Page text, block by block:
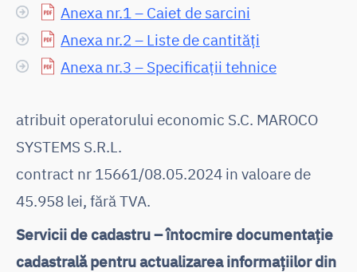
Anexa nr.1 – Caiet de sarcini
Anexa nr.2 – Liste de cantități
Anexa nr.3 – Specificații tehnice
atribuit operatorului economic S.C. MAROCO
SYSTEMS S.R.L.
contract nr 15661/08.05.2024 in valoare de
45.958 lei, fără TVA.
Servicii de cadastru – întocmire documentație
cadastrală pentru actualizarea informațiilor din